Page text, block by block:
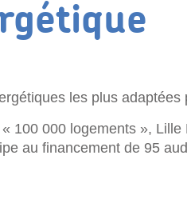
les plus adaptées
100 000 logements »,
au financement de 95